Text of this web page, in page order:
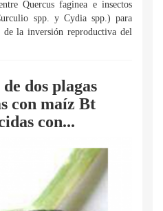
Quercus faginea e insectos
spp. y Cydia spp.) para
de la inversión reproductiva del
dos plagas
con maíz Bt
con...